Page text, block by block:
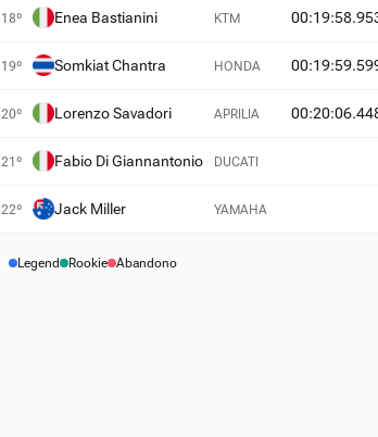
18º Enea Bastianini KTM
19º Somkiat Chantra HONDA
20º Lorenzo Savadori APRILIA
21º Fabio Di Giannantonio DUCATI
22º Jack Miller YAMAHA
Legend Rookie Abandono